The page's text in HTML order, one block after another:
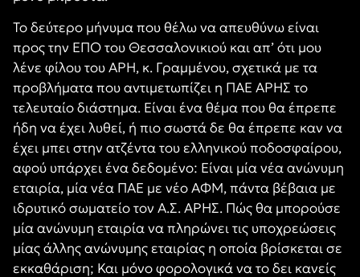
Το δεύτερο μήνυμα που θέλω να απευθύνω είναι
προς την ΕΠΟ του Θεσσαλονικιού και απ’ ότι μου
λένε φίλου του ΑΡΗ, κ. Γραμμένου, σχετικά με τα
προβλήματα που αντιμετωπίζει η ΠΑΕ ΑΡΗΣ το
τελευταίο διάστημα. Είναι ένα θέμα που θα έπρεπε
ήδη να έχει λυθεί, ή πιο σωστά δε θα έπρεπε καν να
έχει μπει στην ατζέντα του ελληνικού ποδοσφαίρου,
αφού υπάρχει ένα δεδομένο: Είναι μία νέα ανώνυμη
εταιρία, μία νέα ΠΑΕ με νέο ΑΦΜ, πάντα βέβαια με
ιδρυτικό σωματείο τον Α.Σ. ΑΡΗΣ. Πώς θα μπορούσε
μία ανώνυμη εταιρία να πληρώνει τις υποχρεώσεις
μίας άλλης ανώνυμης εταιρίας η οποία βρίσκεται σε
εκκαθάριση; Και μόνο φορολογικά να το δει κανείς